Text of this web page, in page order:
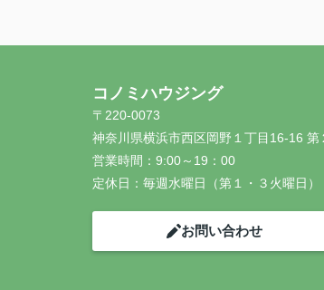
コノミハウジング
〒220-0073
神奈川県横浜市西区岡野１丁目16-16 第
営業時間： 9:00～19：00
定休日： 毎週水曜日（第１・３火曜日）
お問い合わせ